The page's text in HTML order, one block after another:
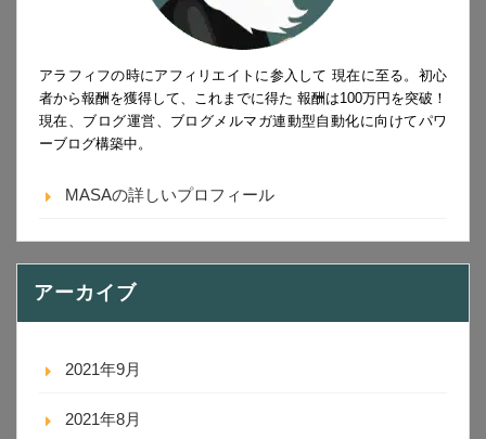
アラフィフの時にアフィリエイトに参入して 現在に至る。初心
者から報酬を獲得して、これまでに得た 報酬は100万円を突破！
現在、ブログ運営、ブログメルマガ連動型自動化に向けてパワ
ーブログ構築中。
MASAの詳しいプロフィール
アーカイブ
2021年9月
2021年8月